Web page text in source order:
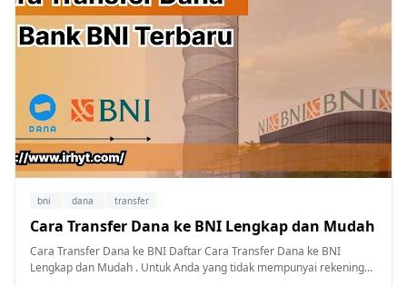
bni dana transfer
Cara Transfer Dana ke BNI Lengkap dan Mudah
Cara Transfer Dana ke BNI Daftar Cara Transfer Dana ke BNI
Lengkap dan Mudah . Untuk Anda yang tidak mempunyai rekening